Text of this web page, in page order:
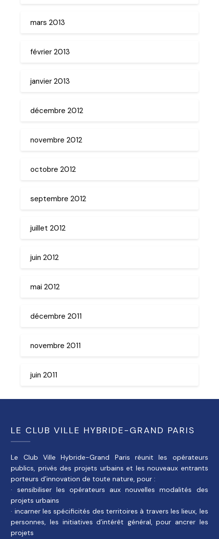
mars 2013
février 2013
janvier 2013
décembre 2012
novembre 2012
octobre 2012
septembre 2012
juillet 2012
juin 2012
mai 2012
décembre 2011
novembre 2011
juin 2011
LE CLUB VILLE HYBRIDE-GRAND PARIS
Le Club Ville Hybride-Grand Paris réunit les opérateurs
publics, privés des projets urbains et les nouveaux entrants
porteurs d’innovation de toute nature, pour :
· sensibiliser les opérateurs aux nouvelles modalités des
projets urbains
· incarner les spécificités des territoires à travers les lieux, les
personnes, les initiatives d’intérêt général, pour ancrer les
projets